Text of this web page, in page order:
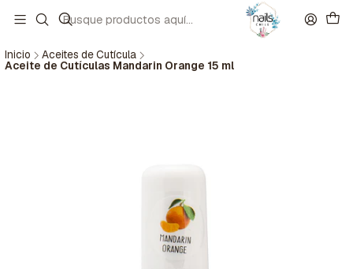
Inicio Aceites de Cutícula
Aceite de Cutículas Mandarin Orange 15 ml